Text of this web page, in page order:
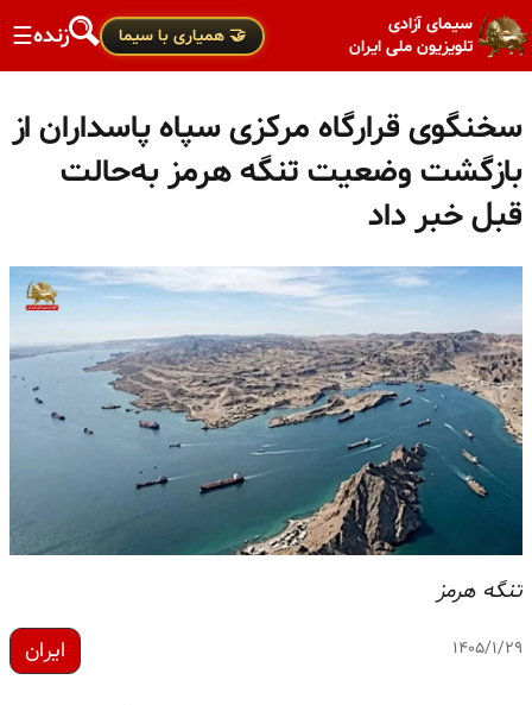
سیمای آزادی
تلویزیون ملی ایران
🤝 همیاری با سیما زنده☰
سخنگوی قرارگاه مرکزی سپاه پاسداران از
بازگشت وضعیت تنگه هرمز به‌حالت
قبل خبر داد
تنگه هرمز
۱۴۰۵/۱/۲۹ ایران